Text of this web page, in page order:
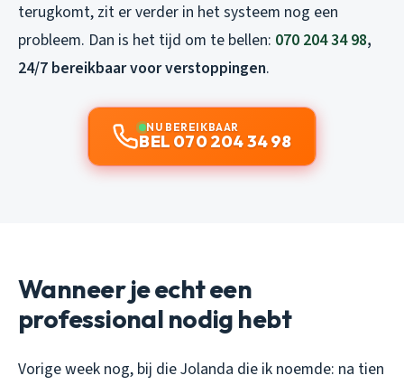
terugkomt, zit er verder in het systeem nog een
probleem. Dan is het tijd om te bellen: 070 204 34 98,
24/7 bereikbaar voor verstoppingen.
NU BEREIKBAAR
BEL 070 204 34 98
Wanneer je echt een
professional nodig hebt
Vorige week nog, bij die Jolanda die ik noemde: na tien